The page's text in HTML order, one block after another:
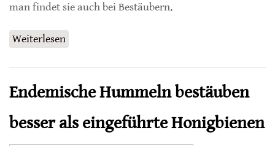
man findet sie auch bei Bestäubern.
Weiterlesen
Endemische Hummeln bestäuben
besser als eingeführte Honigbienen